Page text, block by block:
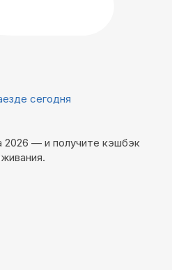
сегодня
2026 — и получите кэшбэк